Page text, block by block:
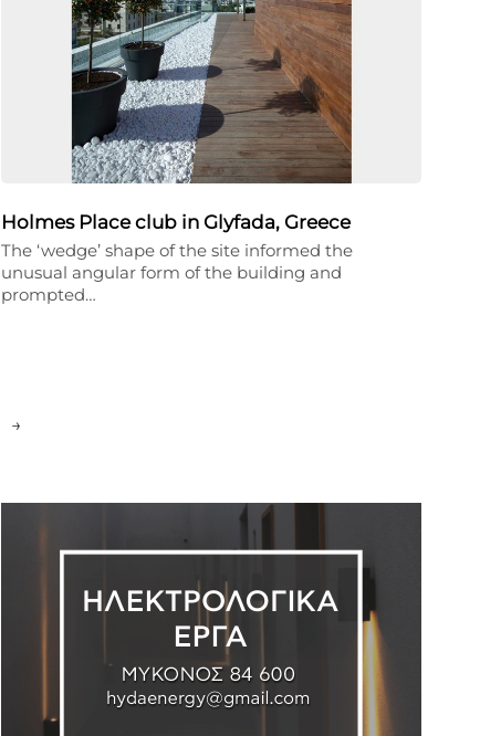
Holmes Place club in Glyfada, Greece
The ‘wedge’ shape of the site informed the
unusual angular form of the building and
prompted…
→